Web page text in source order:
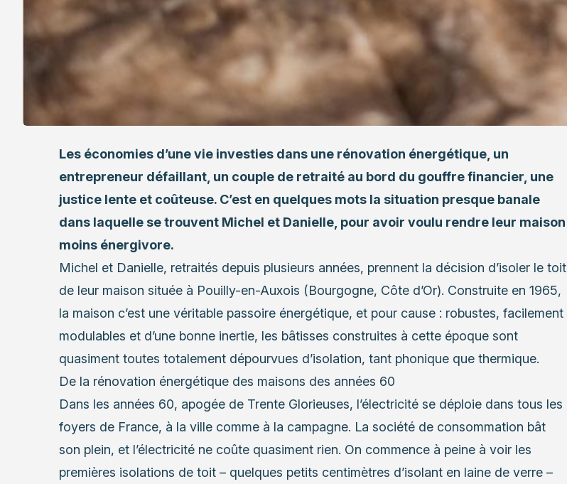
Les économies d’une vie investies dans une rénovation énergétique, un
entrepreneur défaillant, un couple de retraité au bord du gouffre financier, une
justice lente et coûteuse. C’est en quelques mots la situation presque banale
dans laquelle se trouvent Michel et Danielle, pour avoir voulu rendre leur maison
moins énergivore.
Michel et Danielle, retraités depuis plusieurs années, prennent la décision d’isoler le toit
de leur maison située à Pouilly-en-Auxois (Bourgogne, Côte d’Or). Construite en 1965,
la maison c’est une véritable passoire énergétique, et pour cause : robustes, facilement
modulables et d’une bonne inertie, les bâtisses construites à cette époque sont
quasiment toutes totalement dépourvues d’isolation, tant phonique que thermique.
De la rénovation énergétique des maisons des années 60
Dans les années 60, apogée de Trente Glorieuses, l’électricité se déploie dans tous les
foyers de France, à la ville comme à la campagne. La société de consommation bât
son plein, et l’électricité ne coûte quasiment rien. On commence à peine à voir les
premières isolations de toit – quelques petits centimètres d’isolant en laine de verre –